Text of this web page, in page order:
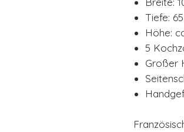
Tiefe:
Höhe:
5
Großer